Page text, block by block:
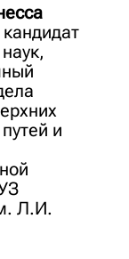
кандидат
и
Л.И.